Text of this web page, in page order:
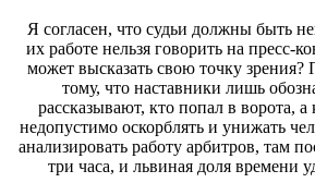
Я согласен, что судьи должны быть
их работе нельзя говорить на пресс-
может высказать свою точку зрения?
тому, что наставники лишь
рассказывают, кто попал в ворота,
недопустимо оскорблять и унижать
анализировать работу арбитров, там
три часа, и львиная доля времени